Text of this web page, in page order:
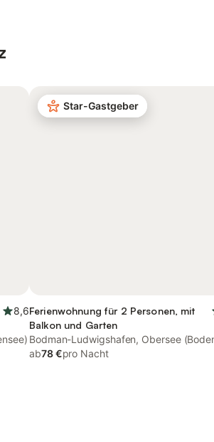
8,6
Star-Gastgeber
Ferienwohnung für 2 Personen, mit
Balkon und Garten
Bodman-Ludwigshafen, Obersee
ab78 €pro Nacht